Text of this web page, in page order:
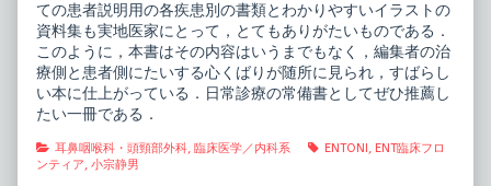
ての患者説明用の各疾患別の書類とわかりやすいイラストの
資料集も実地医家にとって，とてもありがたいものである．
このように，本書はその内容はいうまでもなく，編集者の治
療側と患者側にたいする心くばりが随所に見られ，すばらし
い本に仕上がっている．日常診療の常備書としてぜひ推薦し
たい一冊である．
Categories
耳鼻咽喉科・頭頸部外科, 臨床医学／内科系 Tags
ENTONI, ENT臨床フロ
ンティア, 小宗静男